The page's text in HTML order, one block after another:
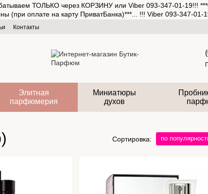
ТОЛЬКО через КОРЗИНУ или Viber 093-347-01-19!!!
оплате на карту ПриватБанка)***... !!! Viber 093-347-01-
Контакты
Элитная
парфюмерия
Миниатюры
духов
Сортировка: по